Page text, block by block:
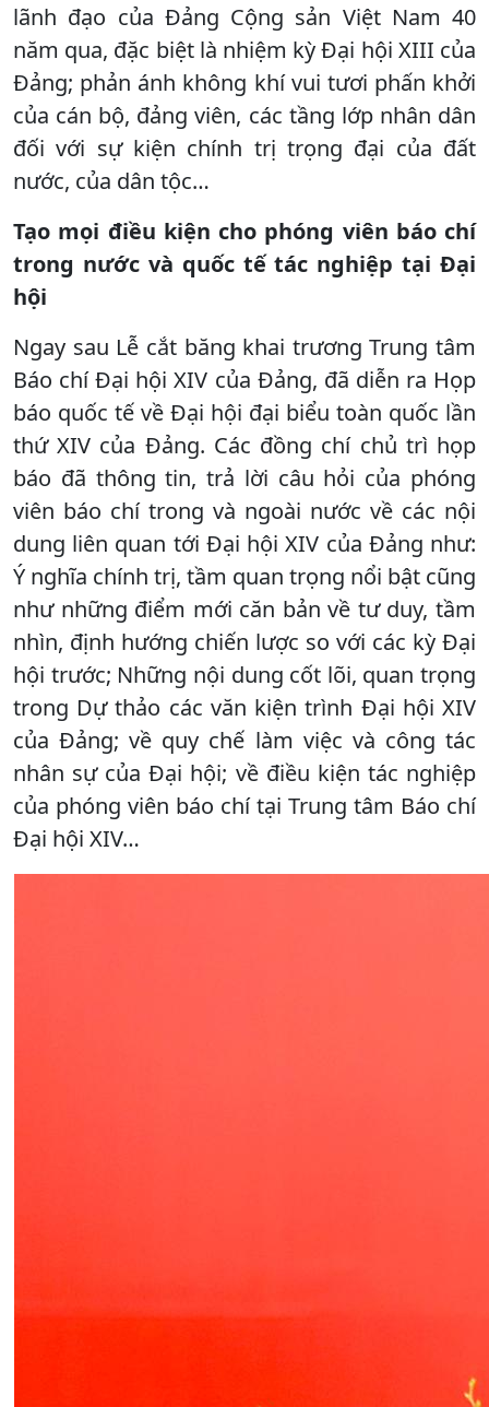
lãnh đạo của Đảng Cộng sản Việt Nam 40
năm qua, đặc biệt là nhiệm kỳ Đại hội XIII của
Đảng; phản ánh không khí vui tươi phấn khởi
của cán bộ, đảng viên, các tầng lớp nhân dân
đối với sự kiện chính trị trọng đại của đất
nước, của dân tộc…
Tạo mọi điều kiện cho phóng viên báo chí
trong nước và quốc tế tác nghiệp tại Đại
hội
Ngay sau Lễ cắt băng khai trương Trung tâm
Báo chí Đại hội XIV của Đảng, đã diễn ra Họp
báo quốc tế về Đại hội đại biểu toàn quốc lần
thứ XIV của Đảng. Các đồng chí chủ trì họp
báo đã thông tin, trả lời câu hỏi của phóng
viên báo chí trong và ngoài nước về các nội
dung liên quan tới Đại hội XIV của Đảng như:
Ý nghĩa chính trị, tầm quan trọng nổi bật cũng
như những điểm mới căn bản về tư duy, tầm
nhìn, định hướng chiến lược so với các kỳ Đại
hội trước; Những nội dung cốt lõi, quan trọng
trong Dự thảo các văn kiện trình Đại hội XIV
của Đảng; về quy chế làm việc và công tác
nhân sự của Đại hội; về điều kiện tác nghiệp
của phóng viên báo chí tại Trung tâm Báo chí
Đại hội XIV…